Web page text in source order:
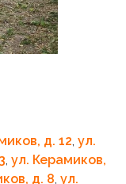
д. 12, ул.
, ул. Керамиков,
д. 8, ул.